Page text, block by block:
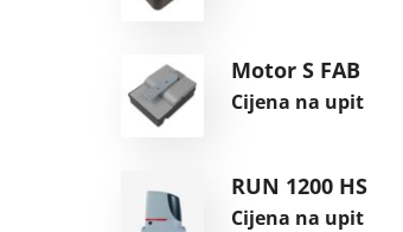
Motor S FAB
Cijena na upit
RUN 1200 HS
Cijena na upit